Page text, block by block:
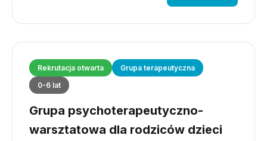
Rekrutacja otwarta
Grupa terapeutyczna
0-6 lat
Grupa psychoterapeutyczno-
warsztatowa dla rodziców dzieci